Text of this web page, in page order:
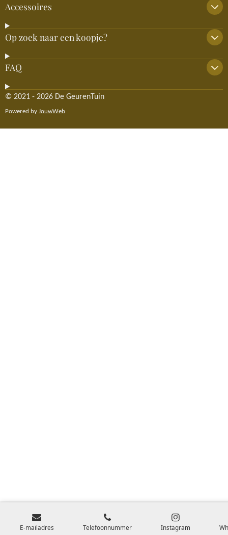
Accessoires
Op zoek naar een koopje?
FAQ
© 2021 - 2026 De GeurenTuin
Powered by JouwWeb
E-mailadres Telefoonnummer Instagram